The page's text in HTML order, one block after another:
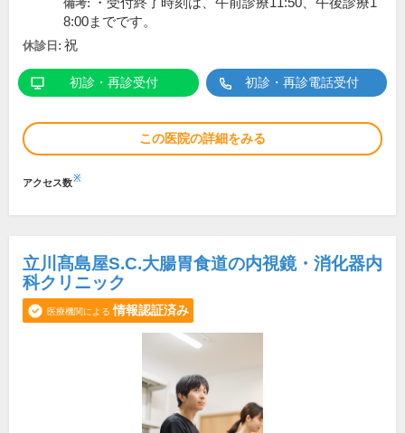
備考:
8:00までです。
休診日: 祝
初診・再診受付 初診・再診電話受付
この医院の詳細をみる
アクセス数※
立川髙島屋S.C.大腸胃食道の内視鏡・消化器内
科クリニック
医療機関による 情報認証済み